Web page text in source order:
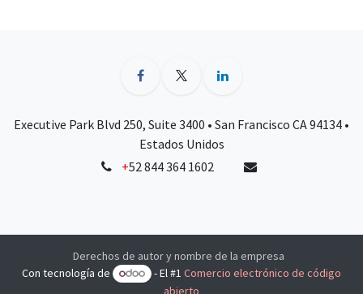
Executive Park Blvd 250, Suite 3400 • San Francisco CA 94134 •
Estados Unidos
+52 844 364 1602
Derechos de autor y nombre de la empresa
Con tecnología de
- El #1Comercio electrónico de código
abierto